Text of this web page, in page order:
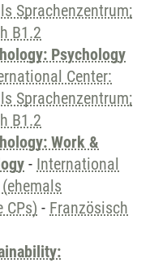
Sprachenzentrum;
B1.2
Psychology
Center:
Sprachenzentrum;
B1.2
Work &
- International
CPs) - Französisch